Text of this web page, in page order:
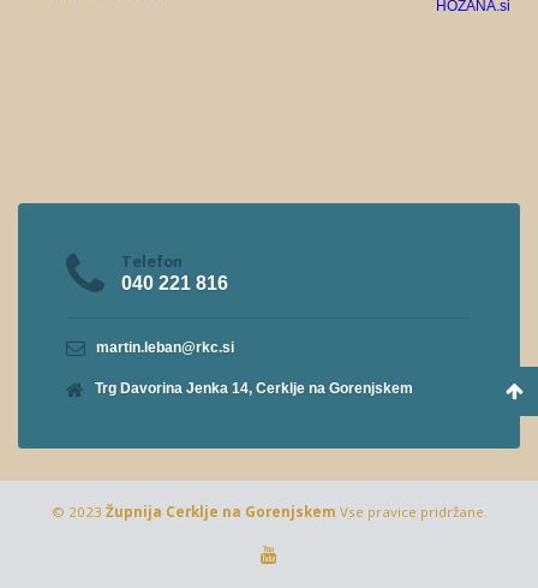
Telefon
040 221 816
martin.leban@rkc.si
Trg Davorina Jenka 14, Cerklje na Gorenjskem
© 2023 Župnija Cerklje na Gorenjskem Vse pravice pridržane.